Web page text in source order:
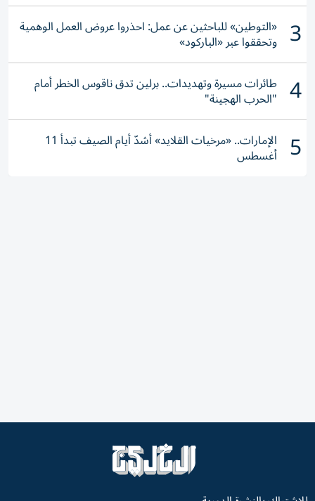
3 «التوطين» للباحثين عن عمل: احذروا عروض العمل الوهمية
وتحققوا عبر «الباركود»
4 طائرات مسيرة وتهديدات.. برلين تدق ناقوس الخطر أمام
"الحرب الهجينة"
5 الإمارات.. «مرخيات القلايد» أشدّ أيام الصيف تبدأ 11
أغسطس